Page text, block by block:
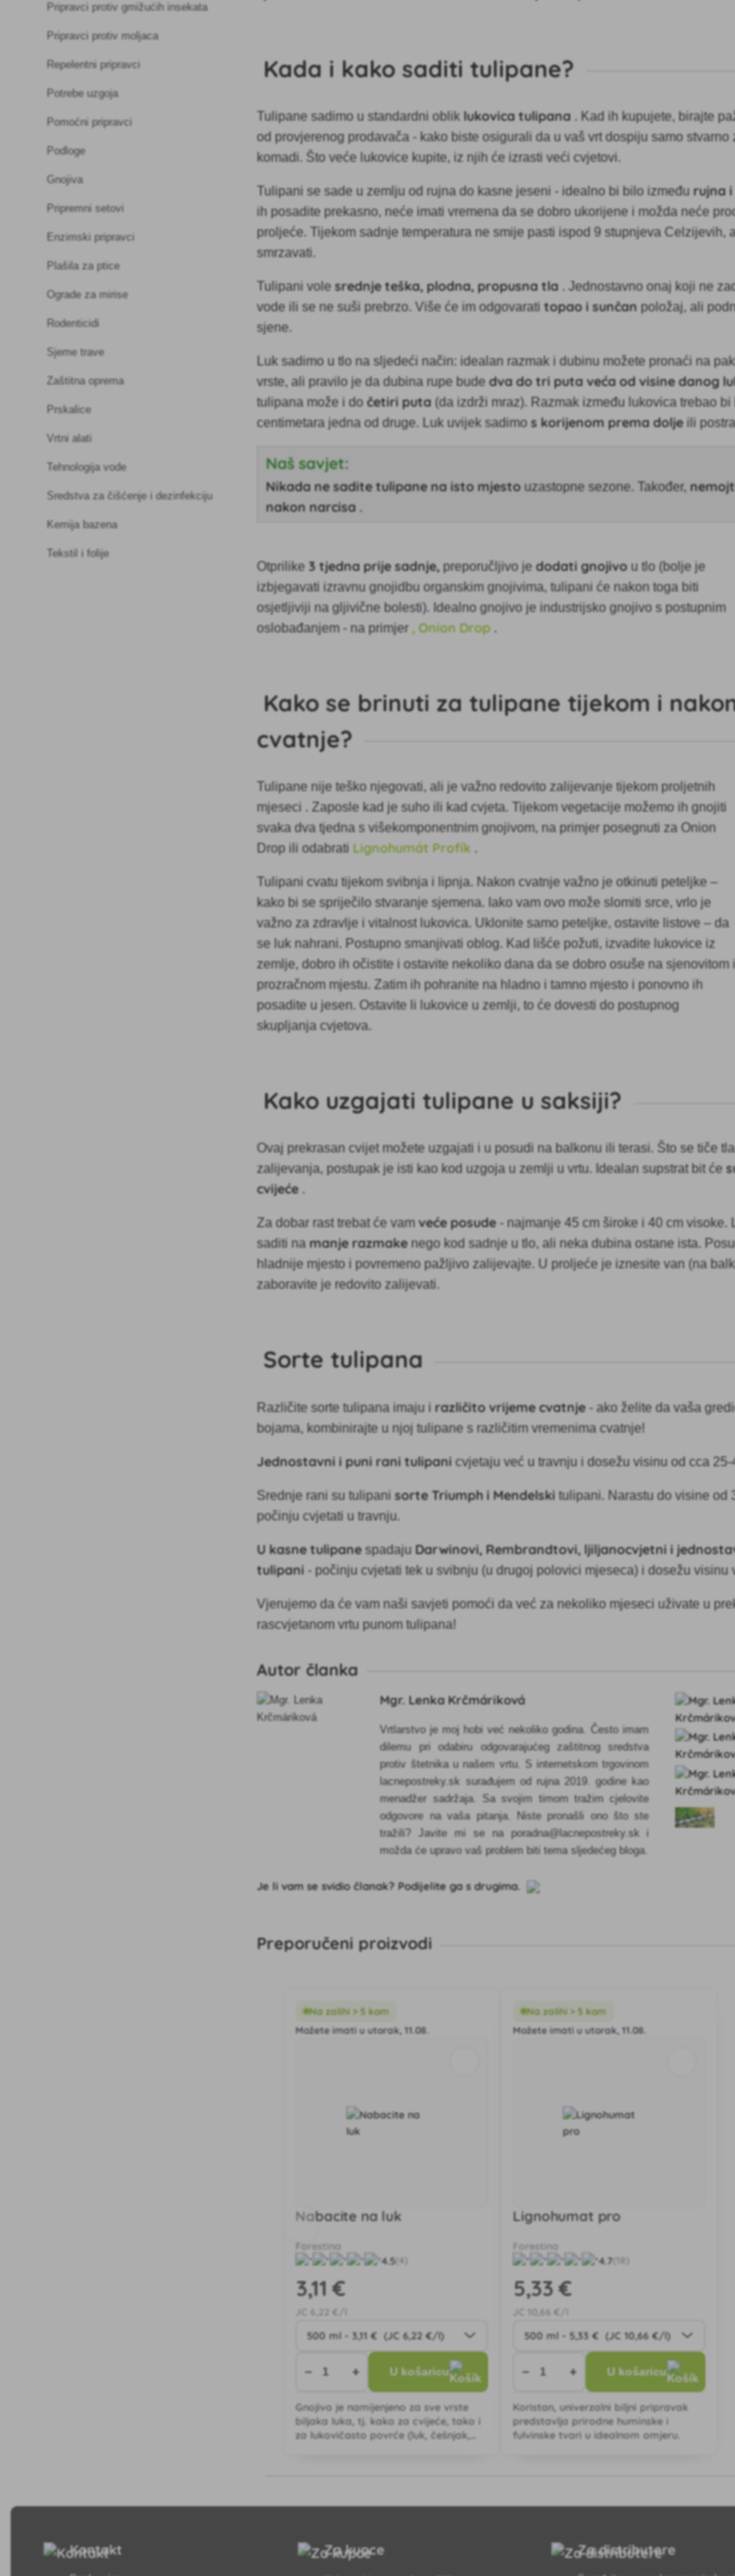
Pripravci protiv gmižućih insekata
Pripravci protiv moljaca
Repelentni pripravci
Potrebe uzgoja
Pomoćni pripravci
Podloge
Gnojiva
Pripremni setovi
Enzimski pripravci
Plašila za ptice
Ograde za mirise
Rodenticidi
Sjeme trave
Zaštitna oprema
Prskalice
Vrtni alati
Tehnologija vode
Sredstva za čišćenje i dezinfekciju
Kemija bazena
Tekstil i folije
Kada i kako saditi tulipane?
Tulipane sadimo u standardni oblik lukovica tulipana . Kad ih kupujete, birajte
od provjerenog prodavača - kako biste osigurali da u vaš vrt dospiju samo stvarno
komadi. Što veće lukovice kupite, iz njih će izrasti veći cvjetovi.
Tulipani se sade u zemlju od rujna do kasne jeseni - idealno bi bilo između rujna
ih posadite prekasno, neće imati vremena da se dobro ukorijene i možda neće
proljeće. Tijekom sadnje temperatura ne smije pasti ispod 9 stupnjeva Celzijevih,
smrzavati.
Tulipani vole srednje teška, plodna, propusna tla . Jednostavno onaj koji ne
vode ili se ne suši prebrzo. Više će im odgovaratitopao i sunčan položaj, ali
sjene.
Luk sadimo u tlo na sljedeći način: idealan razmak i dubinu možete pronaći na
vrste, ali pravilo je da dubina rupe budedva do tri puta veća od visine danog
tulipana može i dočetiri puta (da izdrži mraz). Razmak između lukovica trebao bi
centimetara jedna od druge. Luk uvijek sadimos korijenom prema doljeili
Naš savjet:
Nikada ne sadite tulipane na isto mjesto uzastopne sezone. Također,
nakon narcisa .
Otprilike 3 tjedna prije sadnje, preporučljivo jedodati gnojivo u tlo (bolje je
izbjegavati izravnu gnojidbu organskim gnojivima, tulipani će nakon toga biti
osjetljiviji na gljivične bolesti). Idealno gnojivo je industrijsko gnojivo s postupnim
oslobađanjem - na primjer, Onion Drop .
Kako se brinuti za tulipane tijekom i
cvatnje?
Tulipane nije teško njegovati, ali je važno redovito zalijevanje tijekom proljetnih
mjeseci . Zaposle kad je suho ili kad cvjeta. Tijekom vegetacije možemo ih gnojiti
svaka dva tjedna s višekomponentnim gnojivom, na primjer posegnuti za Onion
Drop ili odabrati Lignohumát Profík .
Tulipani cvatu tijekom svibnja i lipnja. Nakon cvatnje važno je otkinuti peteljke –
kako bi se spriječilo stvaranje sjemena. Iako vam ovo može slomiti srce, vrlo je
važno za zdravlje i vitalnost lukovica. Uklonite samo peteljke, ostavite listove – da
se luk nahrani. Postupno smanjivati oblog. Kad lišće požuti, izvadite lukovice iz
zemlje, dobro ih očistite i ostavite nekoliko dana da se dobro osuše na sjenovitom
prozračnom mjestu. Zatim ih pohranite na hladno i tamno mjesto i ponovno ih
posadite u jesen. Ostavite li lukovice u zemlji, to će dovesti do postupnog
skupljanja cvjetova.
Kako uzgajati tulipane u saksiji?
Ovaj prekrasan cvijet možete uzgajati i u posudi na balkonu ili terasi. Što se tiče
zalijevanja, postupak je isti kao kod uzgoja u zemlji u vrtu. Idealan supstrat bit će
cvijeće.
Za dobar rast trebat će vam veće posude- najmanje 45 cm široke i 40 cm visoke.
saditi namanje razmakenego kod sadnje u tlo, ali neka dubina ostane ista.
hladnije mjesto i povremeno pažljivo zalijevajte. U proljeće je iznesite van (na
zaboravite je redovito zalijevati.
Sorte tulipana
Različite sorte tulipana imaju i različito vrijeme cvatnje- ako želite da vaša
bojama, kombinirajte u njoj tulipane s različitim vremenima cvatnje!
Jednostavni i puni rani tulipani cvjetaju već u travnju i dosežu visinu od cca 25-
Srednje rani su tulipanisorte Triumph i Mendelski tulipani. Narastu do visine od
počinju cvjetati u travnju.
U kasne tulipane spadaju Darwinovi, Rembrandtovi, ljiljanocvjetni i
tulipani - počinju cvjetati tek u svibnju (u drugoj polovici mjeseca) i dosežu visinu
Vjerujemo da će vam naši savjeti pomoći da već za nekoliko mjeseci uživate u
rascvjetanom vrtu punom tulipana!
Autor članka
Mgr. Lenka Krčmáriková
Vrtlarstvo je moj hobi već nekoliko godina. Često imam
dilemu pri odabiru odgovarajućeg zaštitnog sredstva
protiv štetnika u našem vrtu. S internetskom trgovinom
lacnepostreky.sk surađujem od rujna 2019. godine kao
menadžer sadržaja. Sa svojim timom tražim cjelovite
odgovore na vaša pitanja. Niste pronašli ono što ste
tražili? Javite mi se na poradna@lacnepostreky.sk i
možda će upravo vaš problem biti tema sljedećeg bloga.
Je li vam se svidio članak? Podijelite ga s drugima.
Preporučeni proizvodi
Na zalihi > 5 kom
Možete imati u utorak, 11.08.
Nabacite na luk
Forestina
4.5(4)
3,11 €
JC 6 ,22 €/l
− + U košaricu
Gnojivo je namijenjeno za sve vrste
biljaka luka, tj. kako za cvijeće, tako i
za lukovičasto povrće (luk, češnjak,
Na zalihi > 5 kom
Možete imati u utorak, 11.08.
Lignohumat pro
Forestina
4.7(18)
5,33 €
JC 10 ,66 €/l
− + U košaricu
Koristan, univerzalni biljni pripravak
predstavlja prirodne huminske i
fulvinske tvari u idealnom omjeru.
Kontakt Za kupce Za distributere